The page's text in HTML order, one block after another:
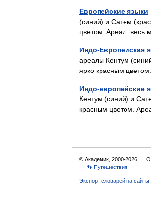
Европейские языки
(синий) и Сатем
цветом. Ареал:
Индо-Европейская
ареалы Кентум
ярко красным
Индо-европейские
Кентум (синий) и
красным цветом.
© Академик, 2000-2026
👣 Путешествия
Экспорт словарей на сайты